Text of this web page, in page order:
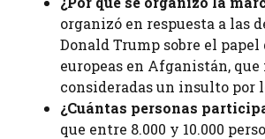
organizó en respuesta a las
Donald Trump sobre el papel
europeas en Afganistán, que
consideradas un insulto por
¿Cuántas personas
que entre 8.000 y 10.000